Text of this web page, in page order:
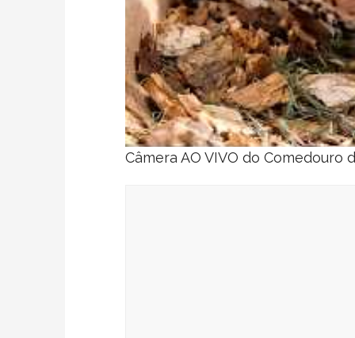
Câmera AO VIVO do Comedouro